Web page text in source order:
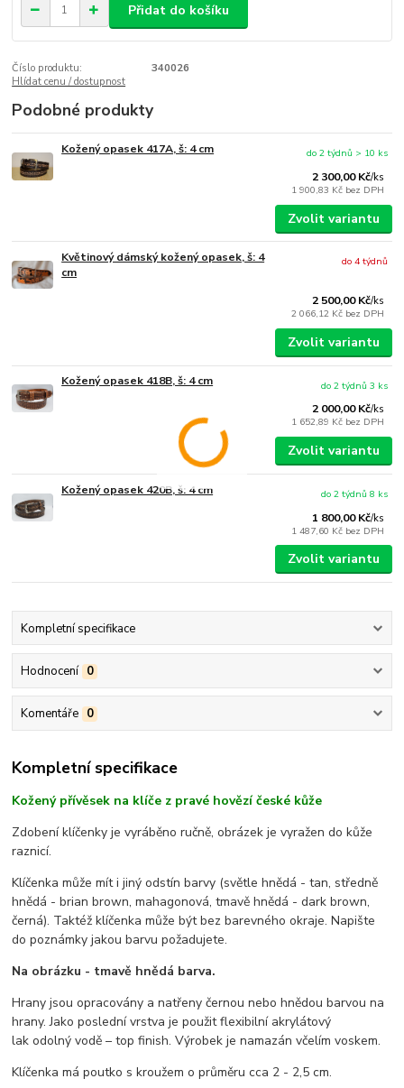
Přidat do košíku
Číslo produktu:
340026
Hlídat cenu / dostupnost
Podobné produkty
Kožený opasek 417A, š: 4 cm
2 300,00 Kč/ks
1 900,83 Kč bez DPH
do 2 týdnů > 10 ks
Zvolit variantu
Květinový dámský kožený opasek, š: 4
cm
2 500,00 Kč/ks
2 066,12 Kč bez DPH
do 4 týdnů
Zvolit variantu
Kožený opasek 418B, š: 4 cm
2 000,00 Kč/ks
1 652,89 Kč bez DPH
do 2 týdnů 3 ks
Zvolit variantu
Kožený opasek 420B, š: 4 cm
1 800,00 Kč/ks
1 487,60 Kč bez DPH
do 2 týdnů 8 ks
Zvolit variantu
Kompletní specifikace
Hodnocení 0
Komentáře 0
Kompletní specifikace
Kožený přívěsek na klíče z pravé hovězí české kůže
Zdobení klíčenky je vyráběno ručně, obrázek je vyražen do kůže
raznicí.
Klíčenka může mít i jiný odstín barvy (světle hnědá - tan, středně
hnědá - brian brown, mahagonová, tmavě hnědá - dark brown,
černá). Taktéž klíčenka může být bez barevného okraje. Napište
do poznámky jakou barvu požadujete.
Na obrázku - tmavě hnědá barva.
Hrany jsou opracovány a natřeny černou nebo hnědou barvou na
hrany. Jako poslední vrstva je použit flexibilní akrylátový
lak odolný vodě – top finish. Výrobek je namazán včelím voskem.
Klíčenka má poutko s kroužem o průměru cca 2 - 2,5 cm.